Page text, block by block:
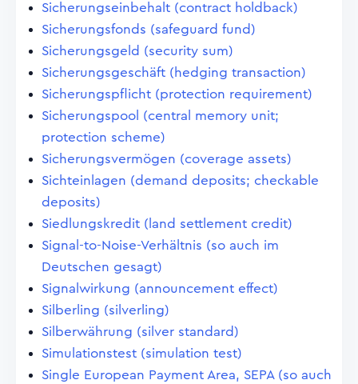
Sicherungseinbehalt (contract holdback)
Sicherungsfonds (safeguard fund)
Sicherungsgeld (security sum)
Sicherungsgeschäft (hedging transaction)
Sicherungspflicht (protection requirement)
Sicherungspool (central memory unit;
protection scheme)
Sicherungsvermögen (coverage assets)
Sichteinlagen (demand deposits; checkable
deposits)
Siedlungskredit (land settlement credit)
Signal-to-Noise-Verhältnis (so auch im
Deutschen gesagt)
Signalwirkung (announcement effect)
Silberling (silverling)
Silberwährung (silver standard)
Simulationstest (simulation test)
Single European Payment Area, SEPA (so auch